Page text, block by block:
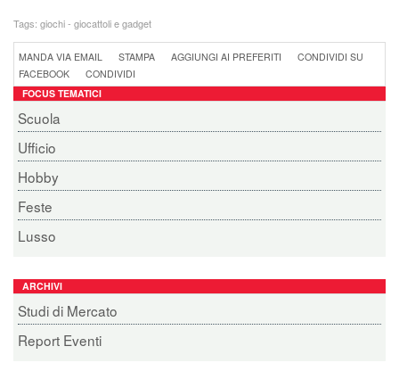
Tags: giochi - giocattoli e gadget
MANDA VIA EMAIL STAMPA AGGIUNGI AI PREFERITI
CONDIVIDI SU
FACEBOOK
CONDIVIDI
FOCUS TEMATICI
Scuola
Ufficio
Hobby
Feste
Lusso
ARCHIVI
Studi di Mercato
Report Eventi